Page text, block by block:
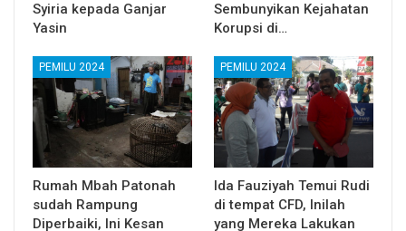
Syiria kepada Ganjar
Yasin
Sembunyikan Kejahatan
Korupsi di…
PEMILU 2024
Rumah Mbah Patonah
sudah Rampung
Diperbaiki, Ini Kesan
PEMILU 2024
Ida Fauziyah Temui Rudi
di tempat CFD, Inilah
yang Mereka Lakukan